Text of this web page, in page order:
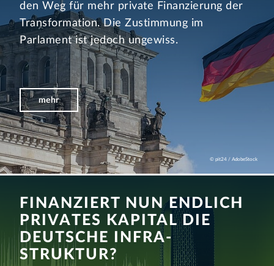
den Weg für mehr private Finanzierung der
Transformation. Die Zustimmung im
Parlament ist jedoch ungewiss.
mehr
© pit24 / AdobeStock
FINANZIERT NUN ENDLICH
PRIVATES KAPITAL DIE
DEUTSCHE INFRA­
STRUKTUR?